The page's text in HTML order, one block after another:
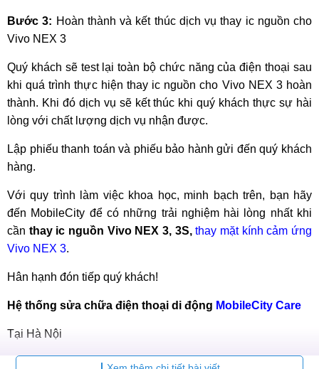
Bước 3: Hoàn thành và kết thúc dịch vụ thay ic nguồn cho
Vivo NEX 3
Quý khách sẽ test lại toàn bộ chức năng của điện thoại sau
khi quá trình thực hiện thay ic nguồn cho Vivo NEX 3 hoàn
thành. Khi đó dịch vụ sẽ kết thúc khi quý khách thực sự hài
lòng với chất lượng dịch vụ nhận được.
Lập phiếu thanh toán và phiếu bảo hành gửi đến quý khách
hàng.
Với quy trình làm việc khoa học, minh bạch trên, bạn hãy
đến MobileCity để có những trải nghiệm hài lòng nhất khi
cần thay ic nguồn Vivo NEX 3, 3S,thay mặt kính cảm ứng
Vivo NEX 3.
Hân hạnh đón tiếp quý khách!
Hệ thống sửa chữa điện thoại di động MobileCity Care
Tại Hà Nội
120 Thái Hà, Q. Đống Đa